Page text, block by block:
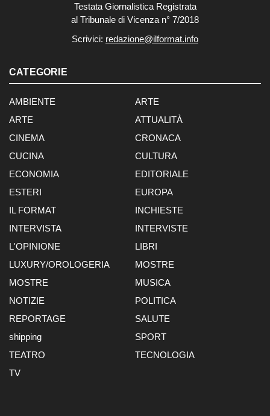
Testata Giornalistica Registrata
al Tribunale di Vicenza n° 7/2018
Scrivici: redazione@ilformat.info
CATEGORIE
AMBIENTE
ARTE
ARTE
ATTUALITÀ
CINEMA
CRONACA
CUCINA
CULTURA
ECONOMIA
EDITORIALE
ESTERI
EUROPA
IL FORMAT
INCHIESTE
INTERVISTA
INTERVISTE
L'OPINIONE
LIBRI
LUXURY/OROLOGERIA
MOSTRE
MOSTRE
MUSICA
NOTIZIE
POLITICA
REPORTAGE
SALUTE
shipping
SPORT
TEATRO
TECNOLOGIA
TV